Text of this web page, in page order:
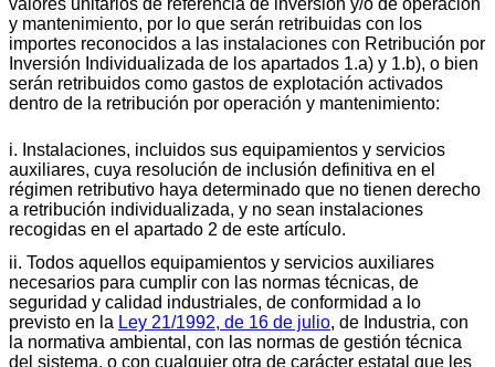
valores unitarios de referencia de inversión y/o de operación
y mantenimiento, por lo que serán retribuidas con los
importes reconocidos a las instalaciones con Retribución por
Inversión Individualizada de los apartados 1.a) y 1.b), o bien
serán retribuidos como gastos de explotación activados
dentro de la retribución por operación y mantenimiento:
i. Instalaciones, incluidos sus equipamientos y servicios
auxiliares, cuya resolución de inclusión definitiva en el
régimen retributivo haya determinado que no tienen derecho
a retribución individualizada, y no sean instalaciones
recogidas en el apartado 2 de este artículo.
ii. Todos aquellos equipamientos y servicios auxiliares
necesarios para cumplir con las normas técnicas, de
seguridad y calidad industriales, de conformidad a lo
previsto en la Ley 21/1992, de 16 de julio, de Industria, con
la normativa ambiental, con las normas de gestión técnica
del sistema, o con cualquier otra de carácter estatal que les